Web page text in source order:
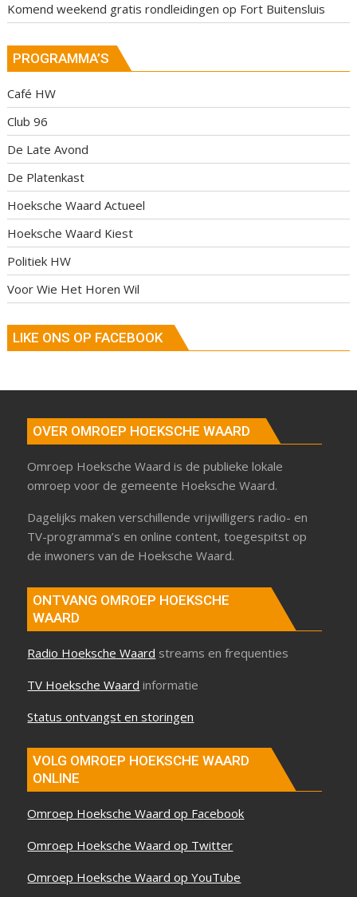
Komend weekend gratis rondleidingen op Fort Buitensluis
PROGRAMMA’S
Café HW
Club 96
De Late Avond
De Platenkast
Hoeksche Waard Actueel
Hoeksche Waard Kiest
Politiek HW
Voor Wie Het Horen Wil
LIKE ONS OP FACEBOOK
OVER OMROEP HOEKSCHE WAARD
Omroep Hoeksche Waard is de publieke lokale
omroep voor de gemeente Hoeksche Waard.
Dagelijks maken verschillende vrijwilligers radio- en
TV-programma’s en online content, toegespitst op
de inwoners van de Hoeksche Waard.
ONTVANG OMROEP HOEKSCHE
WAARD
Radio Hoeksche Waard streams en frequenties
TV Hoeksche Waard informatie
Status ontvangst en storingen
VOLG OMROEP HOEKSCHE WAARD
ONLINE
Omroep Hoeksche Waard op Facebook
Omroep Hoeksche Waard op Twitter
Omroep Hoeksche Waard op YouTube